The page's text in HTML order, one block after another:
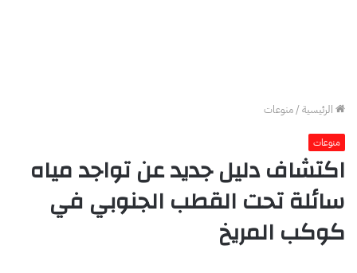
الرئيسية/منوعات
منوعات
اكتشاف دليل جديد عن تواجد مياه
سائلة تحت القطب الجنوبي في
كوكب المريخ